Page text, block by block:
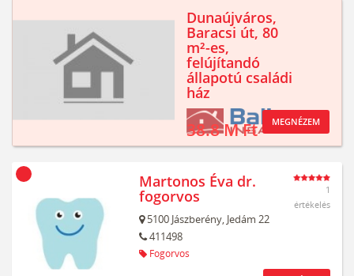
Dunaújváros,
Baracsi út, 80
m²-es,
felújítandó
állapotú családi
ház
38.8 M Ft MEGNÉZEM
Martonos Éva dr.
fogorvos
5100 Jászberény, Jedám 22
411498
Fogorvos
1
értékelés